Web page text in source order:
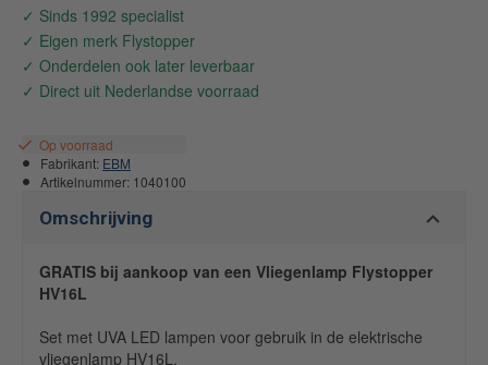
Op voorraad
Fabrikant: EBM
Artikelnummer: 1040100
Omschrijving
GRATIS bij aankoop van een Vliegenlamp Flystopper
HV16L
Set met UVA LED lampen voor gebruik in de elektrische
vliegenlamp HV16L.